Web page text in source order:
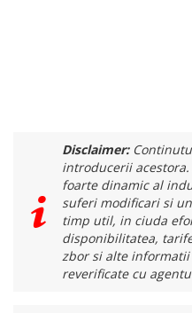
Disclaimer:
introducerii
foarte dinamic al
suferi modificari si
timp util, in ciuda
disponibilitatea,
zbor si alte
reverificate cu